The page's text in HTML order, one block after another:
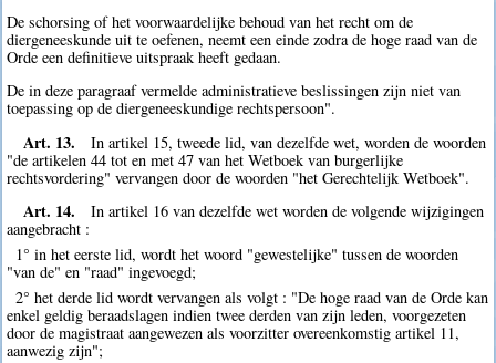
De schorsing of het voorwaardelijke behoud van het recht om de
diergeneeskunde uit te oefenen, neemt een einde zodra de hoge raad van de
Orde een definitieve uitspraak heeft gedaan.
De in deze paragraaf vermelde administratieve beslissingen zijn niet van
toepassing op de diergeneeskundige rechtspersoon".
Art. 13.
In artikel 15, tweede lid, van dezelfde wet, worden de woorden
"de artikelen 44 tot en met 47 van het Wetboek van burgerlijke
rechtsvordering" vervangen door de woorden "het Gerechtelijk Wetboek".
Art. 14.
In artikel 16 van dezelfde wet worden de volgende wijzigingen
aangebracht :
1° in het eerste lid, wordt het woord "gewestelijke" tussen de woorden
"van de" en "raad" ingevoegd;
2° het derde lid wordt vervangen als volgt : "De hoge raad van de Orde kan
enkel geldig beraadslagen indien twee derden van zijn leden, voorgezeten
door de magistraat aangewezen als voorzitter overeenkomstig artikel 11,
aanwezig zijn";